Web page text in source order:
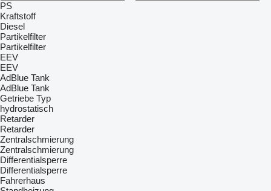
PS
Kraftstoff
Diesel
Partikelfilter
Partikelfilter
EEV
EEV
AdBlue Tank
AdBlue Tank
Getriebe Typ
hydrostatisch
Retarder
Retarder
Zentralschmierung
Zentralschmierung
Differentialsperre
Differentialsperre
Fahrerhaus